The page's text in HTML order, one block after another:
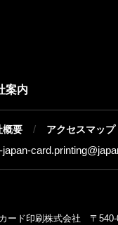
案内
概要 / アクセスマップ
japan-card.printing@
ード印刷株式会社 〒